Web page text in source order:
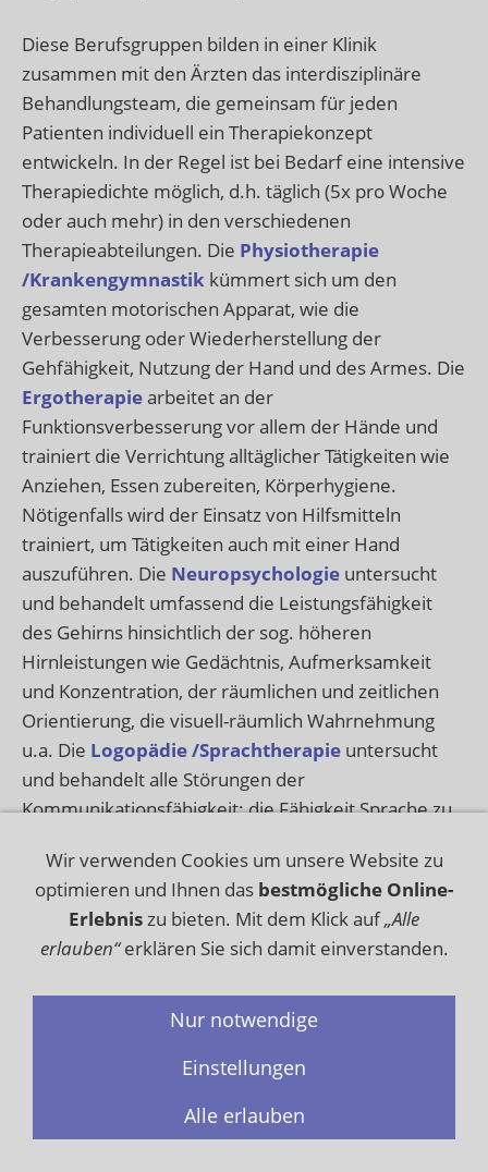
Diese Berufsgruppen bilden in einer Klinik
zusammen mit den Ärzten das interdisziplinäre
Behandlungsteam, die gemeinsam für jeden
Patienten individuell ein Therapiekonzept
entwickeln. In der Regel ist bei Bedarf eine intensive
Therapiedichte möglich, d.h. täglich (5x pro Woche
oder auch mehr) in den verschiedenen
Therapieabteilungen. Die Physiotherapie
/Krankengymnastik kümmert sich um den
gesamten motorischen Apparat, wie die
Verbesserung oder Wiederherstellung der
Gehfähigkeit, Nutzung der Hand und des Armes. Die
Ergotherapiearbeitet an der
Funktionsverbesserung vor allem der Hände und
trainiert die Verrichtung alltäglicher Tätigkeiten wie
Anziehen, Essen zubereiten, Körperhygiene.
Nötigenfalls wird der Einsatz von Hilfsmitteln
trainiert, um Tätigkeiten auch mit einer Hand
auszuführen. Die Neuropsychologie untersucht
und behandelt umfassend die Leistungsfähigkeit
des Gehirns hinsichtlich der sog. höheren
Hirnleistungen wie Gedächtnis, Aufmerksamkeit
und Konzentration, der räumlichen und zeitlichen
Orientierung, die visuell-räumlich Wahrnehmung
u.a. Die Logopädie /Sprachtherapie untersucht
und behandelt alle Störungen der
Kommunikationsfähigkeit: die Fähigkeit Sprache zu
Wörter und Sätze zu benutzen, die Sprache anderer
zu verstehen oder die Sprachlaute korrekt
auszuwählen. Das gilt fürs das Sprechen und Hören
wie für das Lesen und Schreiben (Fachbegriff:
Kehlkopf, Zunge, Lippen usw. korrekt zu bewegen,
zu sprechen. Außerdem treten nach einem
Schlaganfall sehr häufig Probleme mit der
Wir verwenden Cookies um unsere Website zu
optimieren und Ihnen das bestmögliche Online-
Erlebniszu bieten. Mit dem Klick auf„Alle
erlauben“erklären Sie sich damit einverstanden.
Nur notwendige
Einstellungen
Alle erlauben